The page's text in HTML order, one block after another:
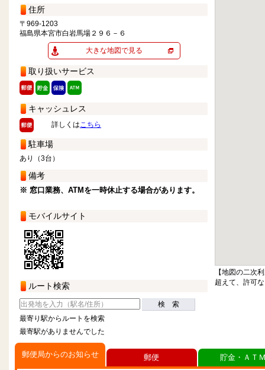
住所
〒969-1203
福島県本宮市白岩馬場２９６－６
大きな地図で見る
取り扱いサービス
キャッシュレス
詳しくはこちら
駐車場
あり（3台）
備考
※ 窓口業務、ATMを一時休止する場合があります。
モバイルサイト
ルート検索
検 索
最寄り駅からルートを検索
最寄駅がありませんでした
【地図の二次
超えて、許可
郵便局からのお知らせ 郵便 貯金・ＡＴ